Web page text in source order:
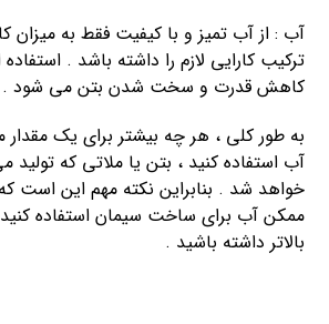
آب : از آب تمیز و با کیفیت فقط به میزان
ترکیب کارایی لازم را داشته باشد .
کاهش قدرت و سخت شدن بتن می شود .
به طور کلی ، هر چه بیشتر برای یک
آب استفاده کنید ، بتن یا ملاتی که
خواهد شد . بنابراین نکته مهم این است
ممکن آب برای ساخت سیمان استفاده کنید
بالاتر داشته باشید .